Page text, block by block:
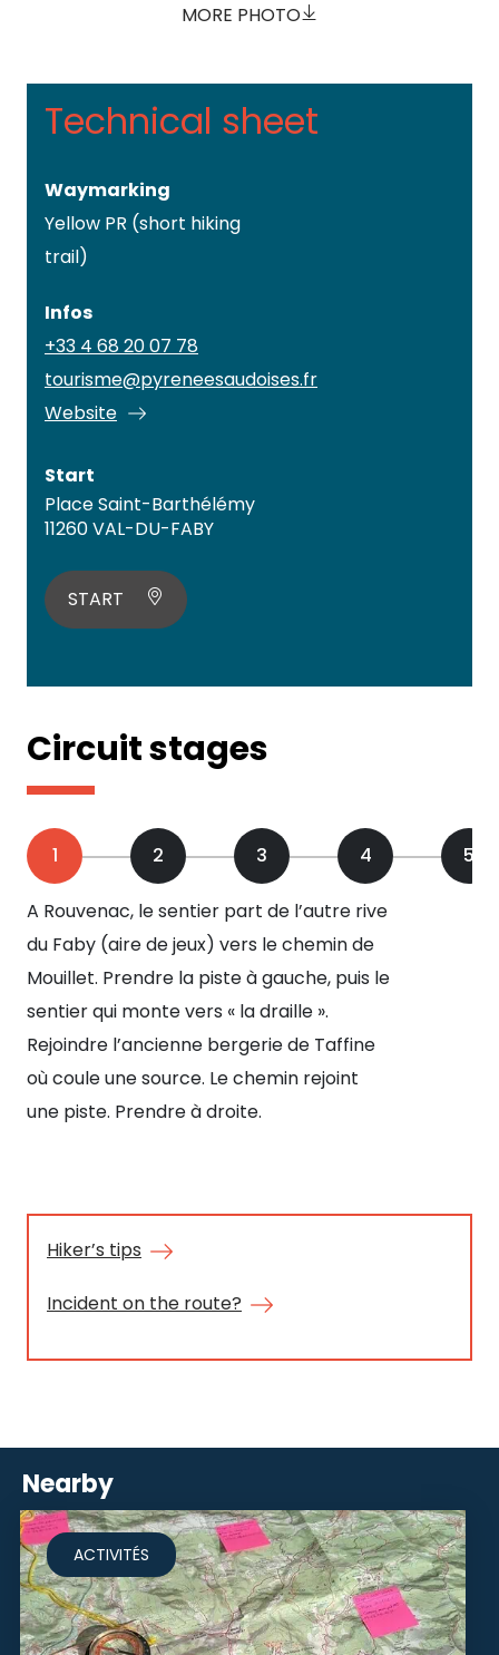
MORE PHOTO
Technical sheet
Waymarking
Yellow PR (short hiking
trail)
Infos
+33 4 68 20 07 78
tourisme@pyreneesaudoises.fr
Website
Start
Place Saint-Barthélémy
11260 VAL-DU-FABY
START
Circuit stages
1 2 3 4 5
A Rouvenac, le sentier part de l’autre rive
du Faby (aire de jeux) vers le chemin de
Mouillet. Prendre la piste à gauche, puis le
sentier qui monte vers « la draille ».
Rejoindre l’ancienne bergerie de Taffine
où coule une source. Le chemin rejoint
une piste. Prendre à droite.
Hiker’s tips
Incident on the route?
Nearby
ACTIVITÉS